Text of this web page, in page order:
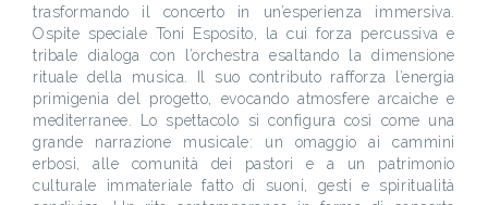
trasformando il concerto in un’esperienza immersiva.
Ospite speciale Toni Esposito, la cui forza percussiva e
tribale dialoga con l’orchestra esaltando la dimensione
rituale della musica. Il suo contributo rafforza l’energia
primigenia del progetto, evocando atmosfere arcaiche e
mediterranee. Lo spettacolo si configura così come una
grande narrazione musicale: un omaggio ai cammini
erbosi, alle comunità dei pastori e a un patrimonio
culturale immateriale fatto di suoni, gesti e spiritualità